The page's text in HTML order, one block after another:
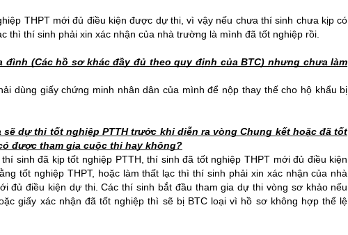
THPT mới đủ điều kiện được dự thi, vì vậy nếu chưa thí sinh chưa kịp có
thì thí sinh phải xin xác nhận của nhà trường là mình đã tốt nghiệp rồi.
đình (Các hồ sơ khác đầy đủ theo quy định của BTC) nhưng chưa làm
dùng giấy chứng minh nhân dân của mình để nộp thay thế cho hộ khẩu bị
dự thi tốt nghiệp PTTH trước khi diễn ra vòng Chung kết hoặc đã tốt
được tham gia cuộc thi hay không?
sinh đã kịp tốt nghiệp PTTH, thí sinh đã tốt nghiệp THPT mới đủ điều kiện
tốt nghiệp THPT, hoặc làm thất lạc thì thí sinh phải xin xác nhận của nhà
đủ điều kiện dự thi. Các thí sinh bắt đầu tham gia dự thi vòng sơ khảo nếu
giấy xác nhận đã tốt nghiệp thì sẽ bị BTC loại vì hồ sơ không hợp thể lệ